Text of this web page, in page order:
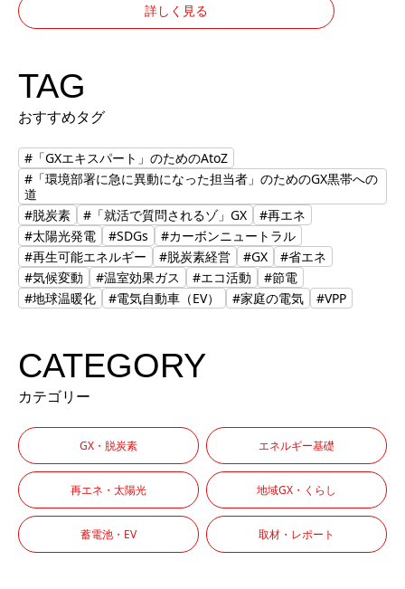
詳しく見る
TAG
おすすめタグ
#「GXエキスパート」のためのAtoZ
#「環境部署に急に異動になった担当者」のためのGX黒帯への
道
#脱炭素
#「就活で質問されるゾ」GX
#再エネ
#太陽光発電
#SDGs
#カーボンニュートラル
#再生可能エネルギー
#脱炭素経営 #GX
#省エネ
#気候変動
#温室効果ガス #エコ活動
#節電
#地球温暖化
#電気自動車（EV） #家庭の電気 #VPP
CATEGORY
カテゴリー
GX・脱炭素 エネルギー基礎
再エネ・太陽光 地域GX・くらし
蓄電池・EV 取材・レポート